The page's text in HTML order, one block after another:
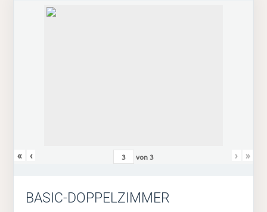
« ‹ von3 › »
BASIC-DOPPELZIMMER